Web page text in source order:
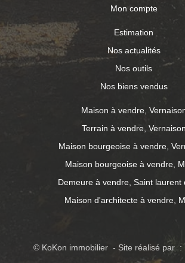
Mon compte
Estimation
Nos actualités
Nos outils
Nos biens vendus
Maison à vendre,
Terrain à vendre, Vernaison
Maison bourgeoise à vendre,
Maison bourgeoise à vendre,
Demeure à vendre, Saint laurent
Maison d'architecte à vendre,
© KoKon immobilier - Site réalisé par :